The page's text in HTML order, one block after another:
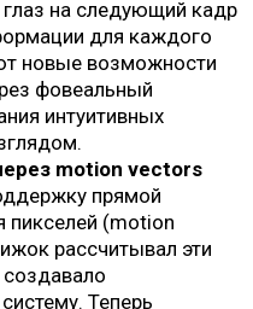
на следующий кадр
для каждого
новые возможности
фовеальный
интуитивных
motion vectors
прямой
пикселей (motion
рассчитывал эти
Теперь